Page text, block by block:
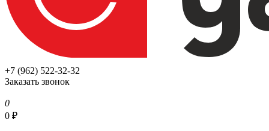
+7 (962) 522-32-32
Заказать звонок
0
0 ₽